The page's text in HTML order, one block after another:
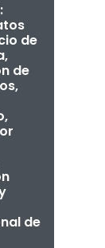
de
de
de